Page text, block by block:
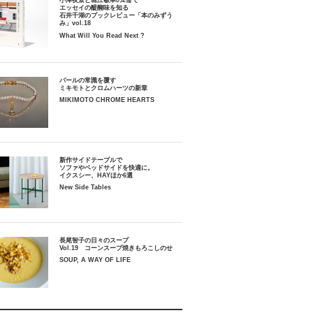
エッセイの醍醐味を知る
石井千湖のブックレビュー「本のみずう
み」vol.18
What Will You Read Next ?
パールの常識を覆す
ミキモトとクロムハーツの新章
MIKIMOTO CHROME HEARTS
新作サイドテーブルで
ソファやベッドサイドを快適に。
イクスシー、HAYほか6選
New Side Tables
長尾智子の日々のスープ
Vol.19 コーンスープ焼きもろこしのせ
SOUP, A WAY OF LIFE